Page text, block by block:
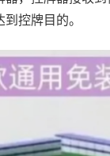
控牌目的。